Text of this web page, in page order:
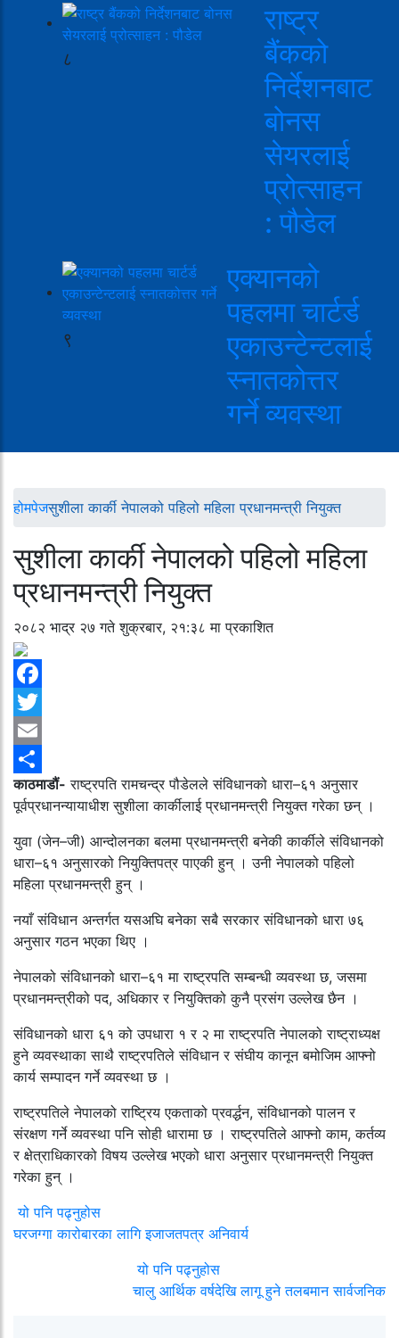
८
राष्ट्र
बैंकको
निर्देशनबाट
बोनस
सेयरलाई
प्रोत्साहन
: पौडेल
९
एक्यानको
पहलमा चार्टर्ड
एकाउन्टेन्टलाई
स्नातकोत्तर
गर्ने व्यवस्था
होमपेजसुशीला कार्की नेपालको पहिलो महिला प्रधानमन्त्री नियुक्त
सुशीला कार्की नेपालको पहिलो महिला
प्रधानमन्त्री नियुक्त
२०८२ भाद्र २७ गते शुक्रबार, २१:३८ मा प्रकाशित
Facebook
Twitter
Email
Share
काठमाडौं- राष्ट्रपति रामचन्द्र पौडेलले संविधानको धारा–६१ अनुसार
पूर्वप्रधानन्यायाधीश सुशीला कार्कीलाई प्रधानमन्त्री नियुक्त गरेका छन् ।
युवा (जेन–जी) आन्दोलनका बलमा प्रधानमन्त्री बनेकी कार्कीले संविधानको
धारा–६१ अनुसारको नियुक्तिपत्र पाएकी हुन् । उनी नेपालको पहिलो
महिला प्रधानमन्त्री हुन् ।
नयाँ संविधान अन्तर्गत यसअघि बनेका सबै सरकार संविधानको धारा ७६
अनुसार गठन भएका थिए ।
नेपालको संविधानको धारा–६१ मा राष्ट्रपति सम्बन्धी व्यवस्था छ, जसमा
प्रधानमन्त्रीको पद, अधिकार र नियुक्तिको कुनै प्रसंग उल्लेख छैन ।
संविधानको धारा ६१ को उपधारा १ र २ मा राष्ट्रपति नेपालको राष्ट्राध्यक्ष
हुने व्यवस्थाका साथै राष्ट्रपतिले संविधान र संघीय कानून बमोजिम आफ्नो
कार्य सम्पादन गर्ने व्यवस्था छ ।
राष्ट्रपतिले नेपालको राष्ट्रिय एकताको प्रवर्द्धन, संविधानको पालन र
संरक्षण गर्ने व्यवस्था पनि सोही धारामा छ । राष्ट्रपतिले आफ्नो काम, कर्तव्य
र क्षेत्राधिकारको विषय उल्लेख भएको धारा अनुसार प्रधानमन्त्री नियुक्त
गरेका हुन् ।
यो पनि पढ्नुहोस
घरजग्गा कारोबारका लागि इजाजतपत्र अनिवार्य
यो पनि पढ्नुहोस
चालु आर्थिक वर्षदेखि लागू हुने तलबमान सार्वजनिक